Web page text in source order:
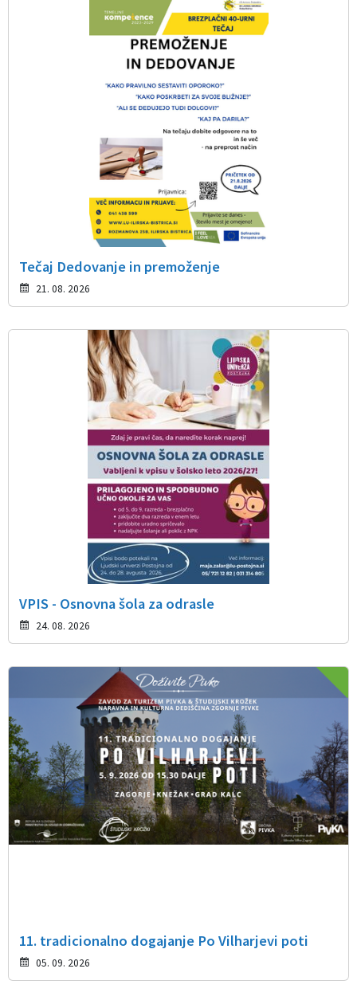
Tečaj Dedovanje in premoženje
21. 08. 2026
VPIS - Osnovna šola za odrasle
24. 08. 2026
11. tradicionalno dogajanje Po Vilharjevi poti
05. 09. 2026